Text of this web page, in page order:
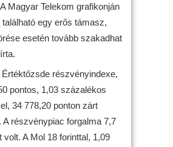
Magyar Telekom grafikonján
található egy erős támasz,
esetén tovább szakadhat
Értéktőzsde részvényindexe,
pontos, 1,03 százalékos
34 778,20 ponton zárt
A részvénypiac forgalma 7,7
volt. A Mol 18 forinttal, 1,09